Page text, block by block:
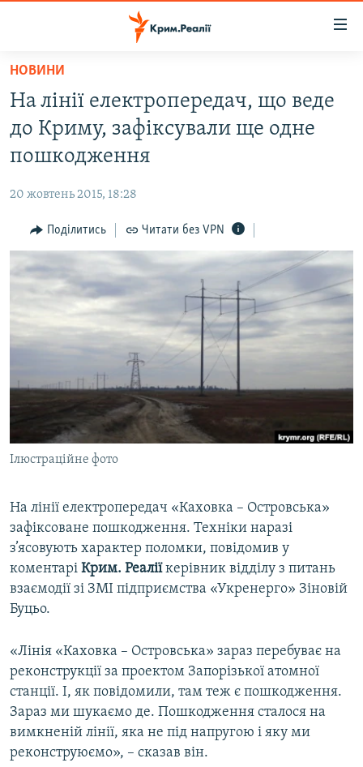
Перейти
основного
матеріалу
Перейти
до
основної
Перейти
до
пошуку
ВІДЕО ТА ФОТО
БЛОГИ
ПОГЛЯД
ВСЕ ЗА ДЕНЬ
СПЕЦПРОЕКТИ
ДЕПОРТАЦІЯ
ВІДЕОУРОКИ «ELIFBE»
СВІДЧЕННЯ ОКУПАЦІЇ
УКРАЇНСЬКА ПРОБЛЕМА КРИМУ
ІНФОГРАФІКА
ЯК ОБІЙТИ БЛОКУВАННЯ
Русский
Qırımtatar
ДОЛУЧАЙСЯ!
Усі сайти RFE/RL
НОВИНИ
На лінії електропередач, що веде
до Криму, зафіксували ще одне
пошкодження
20 жовтень 2015, 18:28
Поділитись Читати без VPN
Ілюстраційне фото
На лінії електропередач «Каховка – Островська»
зафіксоване пошкодження. Техніки наразі
з’ясовують характер поломки, повідомив у
коментарі Крим. Реаліїкерівник відділу з питань
взаємодії зі ЗМІ підприємства «Укренерго» Зіновій
Буцьо.
«Лінія «Каховка – Островська» зараз перебуває на
реконструкції за проектом Запорізької атомної
станції. І, як повідомили, там теж є пошкодження.
Зараз ми шукаємо де. Пошкодження сталося на
вимкненій лінії, яка не під напругою і яку ми
реконструюємо», – сказав він.